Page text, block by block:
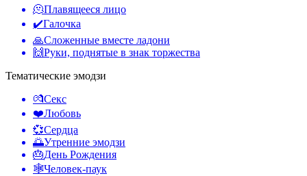
🫠Плавящееся лицо
✔️Галочка
🙏Сложенные вместе ладони
🙌Руки, поднятые в знак торжества
Тематические эмодзи
💏Секс
❤️Любовь
💞Сердца
🌅Утренние эмодзи
🎂День Рождения
🕸️Человек-паук